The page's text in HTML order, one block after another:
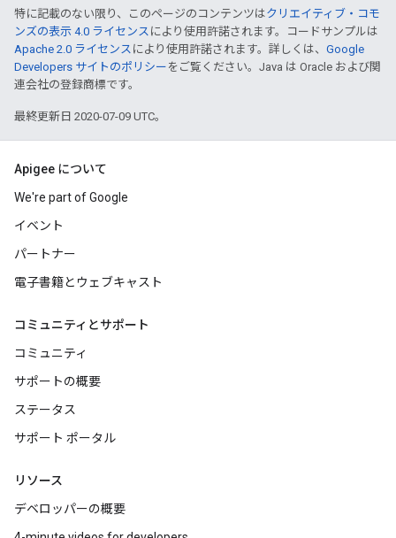
特に記載のない限り、このページのコンテンツはクリエイティブ・コモ
ンズの表示 4.0 ライセンス により使用許諾されます。コードサンプルは
Apache 2.0 ライセンス により使用許諾されます。詳しくは、 Google
Developers サイトのポリシー をご覧ください。Java は Oracle および関
連会社の登録商標です。
最終更新日 2020-07-09 UTC。
Apigee について
We're part of Google
イベント
パートナー
電子書籍とウェブキャスト
コミュニティとサポート
コミュニティ
サポートの概要
ステータス
サポート ポータル
リソース
デベロッパーの概要